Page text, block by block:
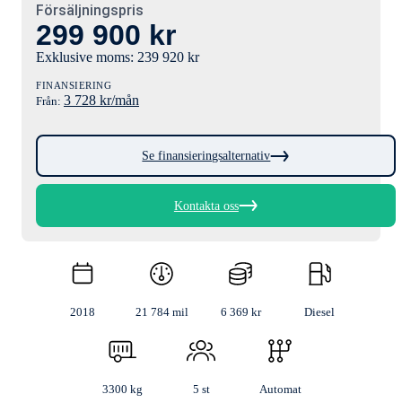
Försäljningspris
299 900 kr
Exklusive moms: 239 920 kr
FINANSIERING
Från: 3 728 kr/mån
Se finansieringsalternativ
Kontakta oss
2018 21 784 mil 6 369 kr Diesel
3300 kg 5 st Automat